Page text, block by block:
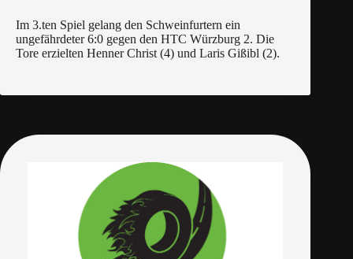
Im 3.ten Spiel gelang den Schweinfurtern ein
ungefährdeter 6:0 gegen den HTC Würzburg 2. Die
Tore erzielten Henner Christ (4) und Laris Gißibl (2).